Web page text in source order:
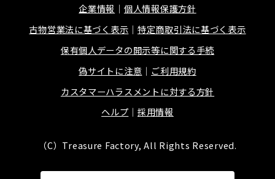
企業情報
個人情報保護方針
古物営業法に基づく表示
特定商取引法に基づく表示
保有個人データの開示等に関する手続
偽サイトに注意
ご利用規約
カスタマーハラスメントに対する方針
ヘルプ
採用情報
（C）Treasure Factory, All Rights Reserved.